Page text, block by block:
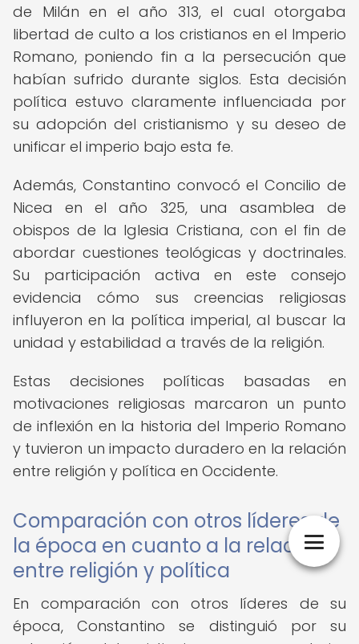
de Milán en el año 313, el cual otorgaba
libertad de culto a los cristianos en el Imperio
Romano, poniendo fin a la persecución que
habían sufrido durante siglos. Esta decisión
política estuvo claramente influenciada por
su adopción del cristianismo y su deseo de
unificar el imperio bajo esta fe.
Además, Constantino convocó el Concilio de
Nicea en el año 325, una asamblea de
obispos de la Iglesia Cristiana, con el fin de
abordar cuestiones teológicas y doctrinales.
Su participación activa en este consejo
evidencia cómo sus creencias religiosas
influyeron en la política imperial, al buscar la
unidad y estabilidad a través de la religión.
Estas decisiones políticas basadas en
motivaciones religiosas marcaron un punto
de inflexión en la historia del Imperio Romano
y tuvieron un impacto duradero en la relación
entre religión y política en Occidente.
Comparación con otros líderes de
la época en cuanto a la relación
entre religión y política
En comparación con otros líderes de su
época, Constantino se distinguió por su